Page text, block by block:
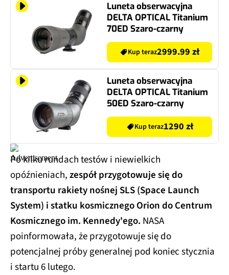
Luneta obserwacyjna
DELTA OPTICAL Titanium
70ED Szaro-czarny
Kup teraz2999.99 zł
Luneta obserwacyjna
DELTA OPTICAL Titanium
50ED Szaro-czarny
Kup teraz1290 zł
Po kilku rundach testów i niewielkich
opóźnieniach,zespół przygotowuje się do
transportu rakiety nośnej SLS (Space Launch
System) i statku kosmicznego Orion do Centrum
Kosmicznego im. Kennedy'ego. NASA
poinformowała, że przygotowuje się do
potencjalnej próby generalnej pod koniec stycznia
i startu 6 lutego.